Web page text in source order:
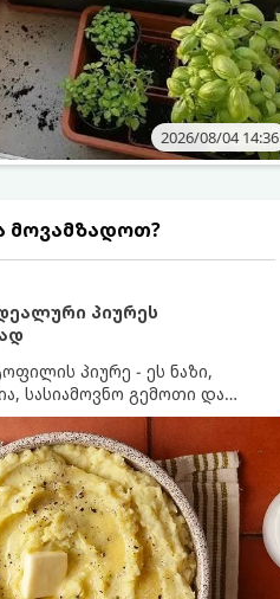
2026/08/04 14:36
მოვამზადოთ?
პიურეს
პიურე - ეს ნაზი,
სასიამოვნო გემოთი და
ფერით. მისი მომზადება
მაგრამ არსებობს რამდენიმე
უნდა იცოდეთ, რომ
გემრიელი გამოვიდეს.